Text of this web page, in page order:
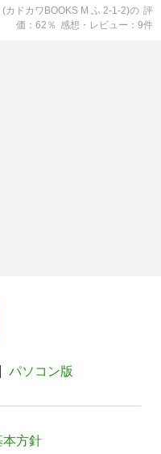
カドカワBOOKS M ふ 2-1-2)の 評
価
62 ％ 感想・レビュー 9件
パソコン版
本方針